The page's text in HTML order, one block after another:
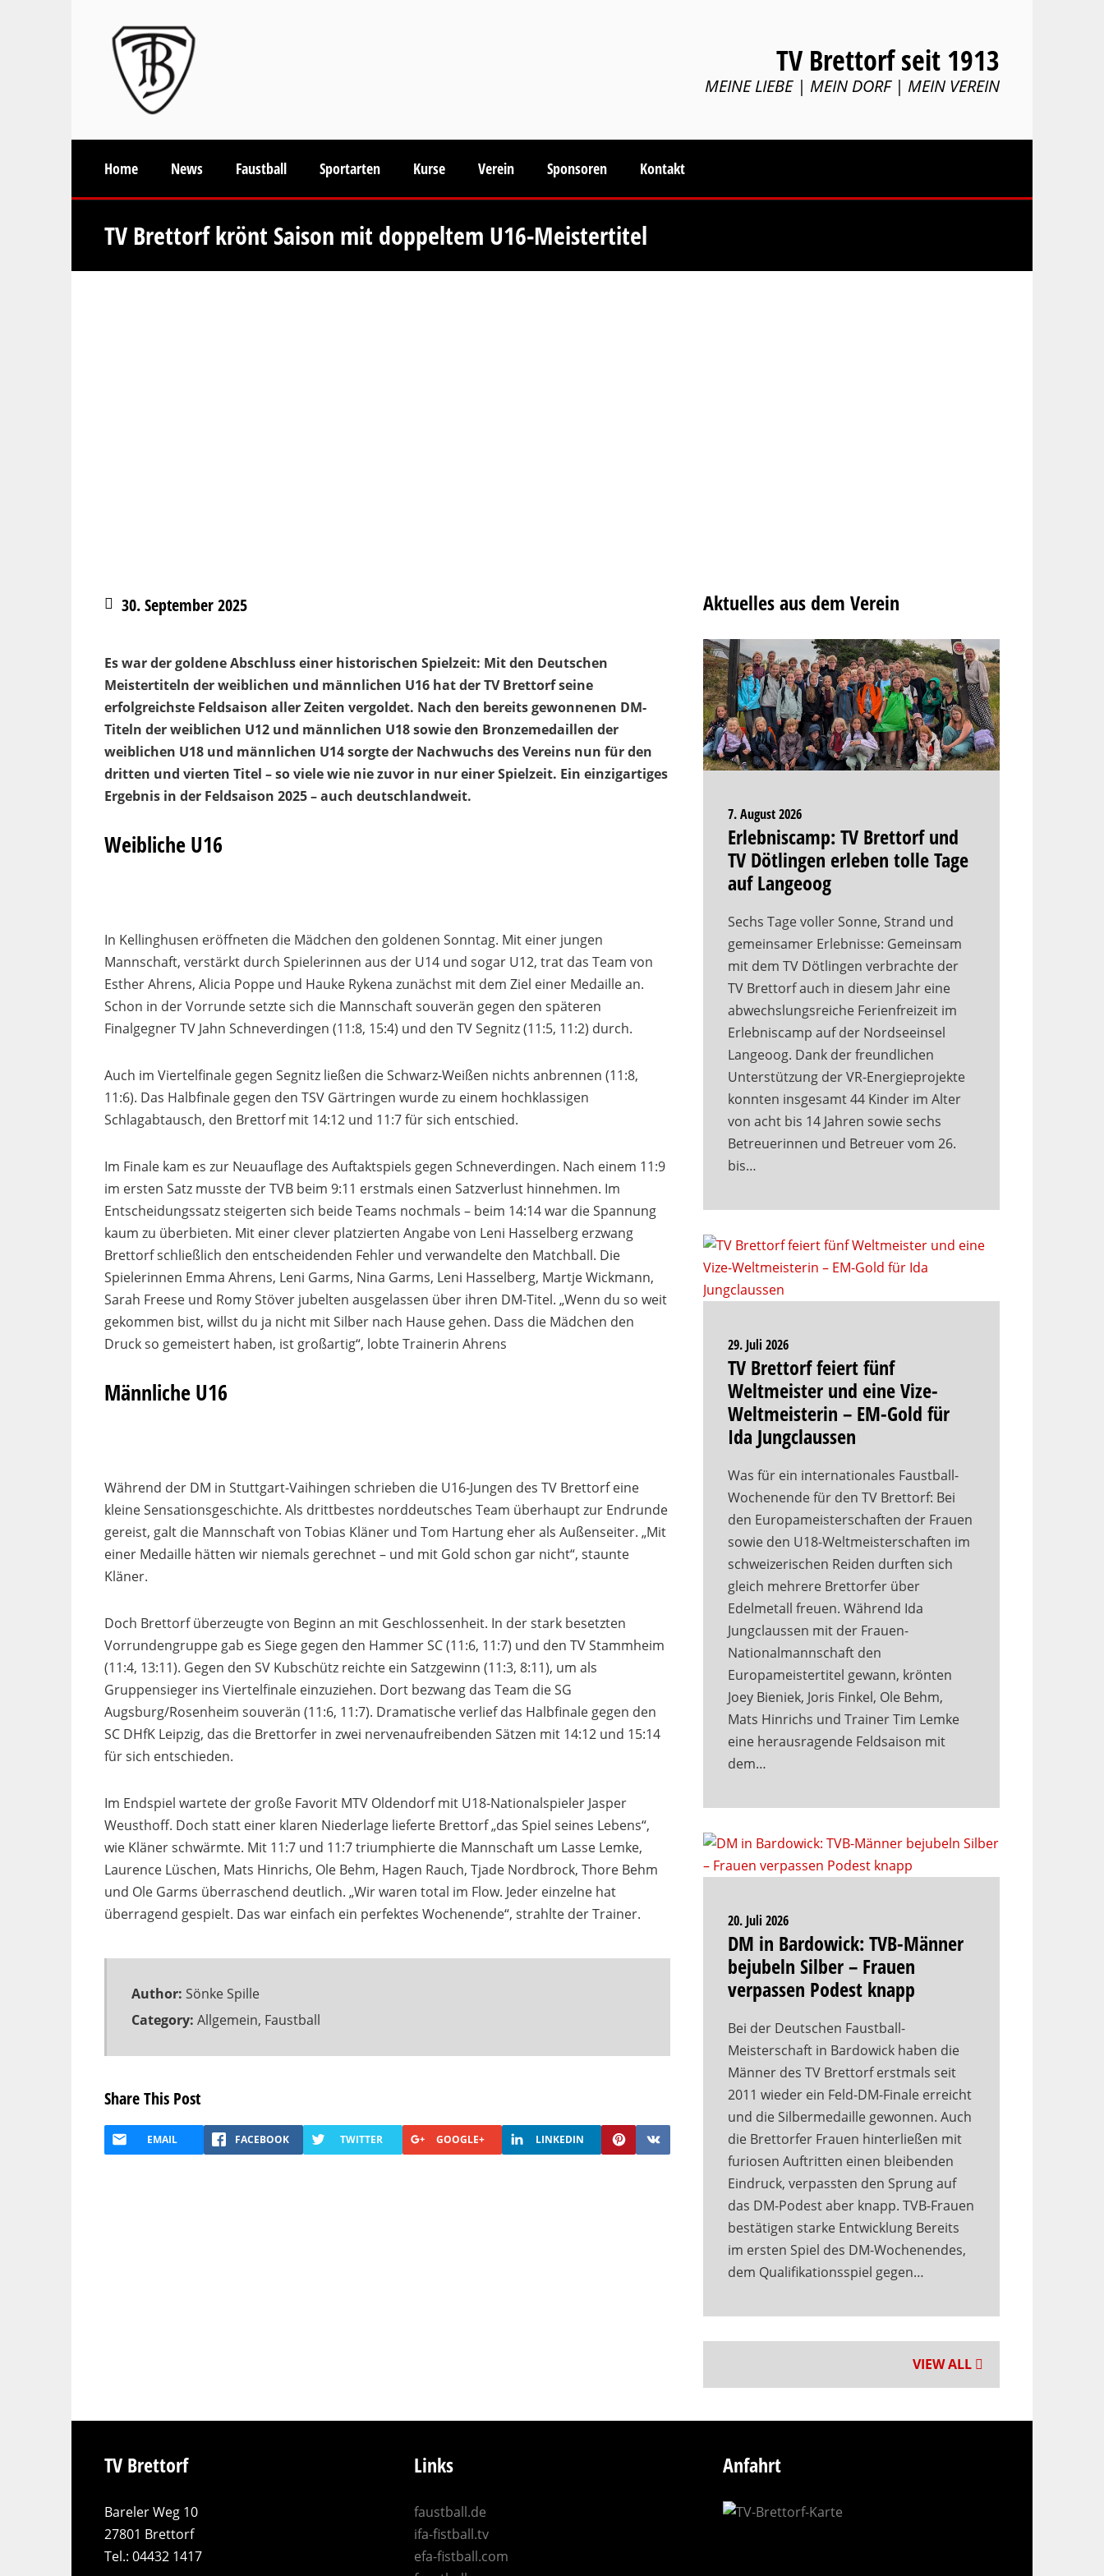
TV Brettorf seit 1913
MEINE LIEBE | MEIN DORF | MEIN VEREIN
Home News Faustball Sportarten Kurse Verein Sponsoren Kontakt
TV Brettorf krönt Saison mit doppeltem U16-Meistertitel
30. September 2025
Es war der goldene Abschluss einer historischen Spielzeit: Mit den Deutschen
Meistertiteln der weiblichen und männlichen U16 hat der TV Brettorf seine
erfolgreichste Feldsaison aller Zeiten vergoldet. Nach den bereits gewonnenen DM-
Titeln der weiblichen U12 und männlichen U18 sowie den Bronzemedaillen der
weiblichen U18 und männlichen U14 sorgte der Nachwuchs des Vereins nun für den
dritten und vierten Titel – so viele wie nie zuvor in nur einer Spielzeit. Ein einzigartiges
Ergebnis in der Feldsaison 2025 – auch deutschlandweit.
Weibliche U16
In Kellinghusen eröffneten die Mädchen den goldenen Sonntag. Mit einer jungen
Mannschaft, verstärkt durch Spielerinnen aus der U14 und sogar U12, trat das Team von
Esther Ahrens, Alicia Poppe und Hauke Rykena zunächst mit dem Ziel einer Medaille an.
Schon in der Vorrunde setzte sich die Mannschaft souverän gegen den späteren
Finalgegner TV Jahn Schneverdingen (11:8, 15:4) und den TV Segnitz (11:5, 11:2) durch.
Auch im Viertelfinale gegen Segnitz ließen die Schwarz-Weißen nichts anbrennen (11:8,
11:6). Das Halbfinale gegen den TSV Gärtringen wurde zu einem hochklassigen
Schlagabtausch, den Brettorf mit 14:12 und 11:7 für sich entschied.
Im Finale kam es zur Neuauflage des Auftaktspiels gegen Schneverdingen. Nach einem 11:9
im ersten Satz musste der TVB beim 9:11 erstmals einen Satzverlust hinnehmen. Im
Entscheidungssatz steigerten sich beide Teams nochmals – beim 14:14 war die Spannung
kaum zu überbieten. Mit einer clever platzierten Angabe von Leni Hasselberg erzwang
Brettorf schließlich den entscheidenden Fehler und verwandelte den Matchball. Die
Spielerinnen Emma Ahrens, Leni Garms, Nina Garms, Leni Hasselberg, Martje Wickmann,
Sarah Freese und Romy Stöver jubelten ausgelassen über ihren DM-Titel. „Wenn du so weit
gekommen bist, willst du ja nicht mit Silber nach Hause gehen. Dass die Mädchen den
Druck so gemeistert haben, ist großartig“, lobte Trainerin Ahrens
Männliche U16
Während der DM in Stuttgart-Vaihingen schrieben die U16-Jungen des TV Brettorf eine
kleine Sensationsgeschichte. Als drittbestes norddeutsches Team überhaupt zur Endrunde
gereist, galt die Mannschaft von Tobias Kläner und Tom Hartung eher als Außenseiter. „Mit
einer Medaille hätten wir niemals gerechnet – und mit Gold schon gar nicht“, staunte
Kläner.
Doch Brettorf überzeugte von Beginn an mit Geschlossenheit. In der stark besetzten
Vorrundengruppe gab es Siege gegen den Hammer SC (11:6, 11:7) und den TV Stammheim
(11:4, 13:11). Gegen den SV Kubschütz reichte ein Satzgewinn (11:3, 8:11), um als
Gruppensieger ins Viertelfinale einzuziehen. Dort bezwang das Team die SG
Augsburg/Rosenheim souverän (11:6, 11:7). Dramatische verlief das Halbfinale gegen den
SC DHfK Leipzig, das die Brettorfer in zwei nervenaufreibenden Sätzen mit 14:12 und 15:14
für sich entschieden.
Im Endspiel wartete der große Favorit MTV Oldendorf mit U18-Nationalspieler Jasper
Weusthoff. Doch statt einer klaren Niederlage lieferte Brettorf „das Spiel seines Lebens“,
wie Kläner schwärmte. Mit 11:7 und 11:7 triumphierte die Mannschaft um Lasse Lemke,
Laurence Lüschen, Mats Hinrichs, Ole Behm, Hagen Rauch, Tjade Nordbrock, Thore Behm
und Ole Garms überraschend deutlich. „Wir waren total im Flow. Jeder einzelne hat
überragend gespielt. Das war einfach ein perfektes Wochenende“, strahlte der Trainer.
Author: Sönke Spille
Category: Allgemein, Faustball
Share This Post
EMAIL FACEBOOK TWITTER GOOGLE+ LINKEDIN
Aktuelles aus dem Verein
7. August 2026
Erlebniscamp: TV Brettorf und
TV Dötlingen erleben tolle Tage
auf Langeoog
Sechs Tage voller Sonne, Strand und
gemeinsamer Erlebnisse: Gemeinsam
mit dem TV Dötlingen verbrachte der
TV Brettorf auch in diesem Jahr eine
abwechslungsreiche Ferienfreizeit im
Erlebniscamp auf der Nordseeinsel
Langeoog. Dank der freundlichen
Unterstützung der VR-Energieprojekte
konnten insgesamt 44 Kinder im Alter
von acht bis 14 Jahren sowie sechs
Betreuerinnen und Betreuer vom 26.
bis…
29. Juli 2026
TV Brettorf feiert fünf
Weltmeister und eine Vize-
Weltmeisterin – EM-Gold für
Ida Jungclaussen
Was für ein internationales Faustball-
Wochenende für den TV Brettorf: Bei
den Europameisterschaften der Frauen
sowie den U18-Weltmeisterschaften im
schweizerischen Reiden durften sich
gleich mehrere Brettorfer über
Edelmetall freuen. Während Ida
Jungclaussen mit der Frauen-
Nationalmannschaft den
Europameistertitel gewann, krönten
Joey Bieniek, Joris Finkel, Ole Behm,
Mats Hinrichs und Trainer Tim Lemke
eine herausragende Feldsaison mit
dem…
20. Juli 2026
DM in Bardowick: TVB-Männer
bejubeln Silber – Frauen
verpassen Podest knapp
Bei der Deutschen Faustball-
Meisterschaft in Bardowick haben die
Männer des TV Brettorf erstmals seit
2011 wieder ein Feld-DM-Finale erreicht
und die Silbermedaille gewonnen. Auch
die Brettorfer Frauen hinterließen mit
furiosen Auftritten einen bleibenden
Eindruck, verpassten den Sprung auf
das DM-Podest aber knapp. TVB-Frauen
bestätigen starke Entwicklung Bereits
im ersten Spiel des DM-Wochenendes,
dem Qualifikationsspiel gegen…
VIEW ALL
TV Brettorf
Bareler Weg 10
27801 Brettorf
Tel.: 04432 1417
Links
faustball.de
ifa-fistball.tv
efa-fistball.com
Anfahrt